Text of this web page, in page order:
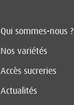
Qui sommes-nous ?
Nos variétés
Accès sucreries
Actualités